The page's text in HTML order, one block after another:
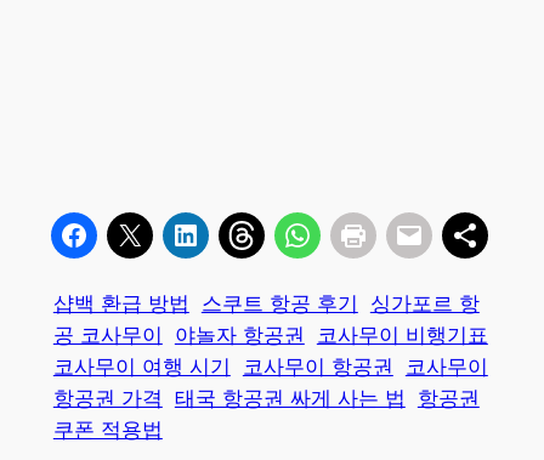
샵백 환급 방법 스쿠트 항공 후기
싱가포르 항
공 코사무이
야놀자 항공권
코사무이 비행기표
코사무이 여행 시기
코사무이 항공권
코사무이
항공권 가격 태국 항공권 싸게 사는 법
항공권
쿠폰 적용법